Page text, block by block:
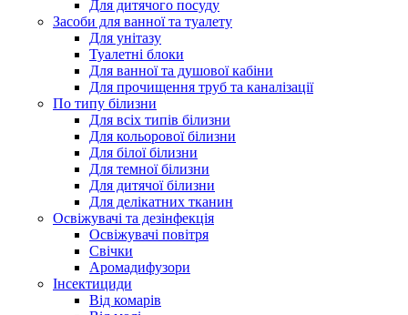
Для дитячого посуду
Засоби для ванної та туалету
Для унітазу
Туалетні блоки
Для ванної та душової кабіни
Для прочищення труб та каналізації
По типу білизни
Для всіх типів білизни
Для кольорової білизни
Для білої білизни
Для темної білизни
Для дитячої білизни
Для делікатних тканин
Освіжувачі та дезінфекція
Освіжувачі повітря
Свічки
Аромадифузори
Інсектициди
Від комарів